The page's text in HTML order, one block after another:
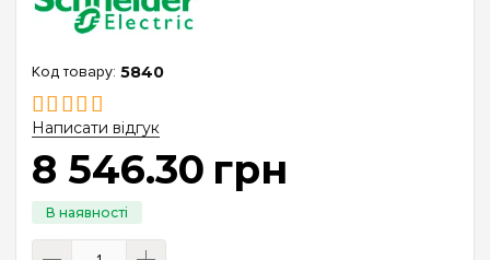
5840
Написати відгук
8 546.30 грн